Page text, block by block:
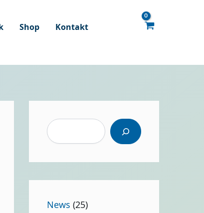
Shop
Kontakt
S
u
e
News (25)